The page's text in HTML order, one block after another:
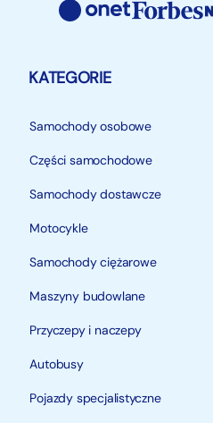
KATEGORIE
Samochody osobowe
Części samochodowe
Samochody dostawcze
Motocykle
Samochody ciężarowe
Maszyny budowlane
Przyczepy i naczepy
Autobusy
Pojazdy specjalistyczne